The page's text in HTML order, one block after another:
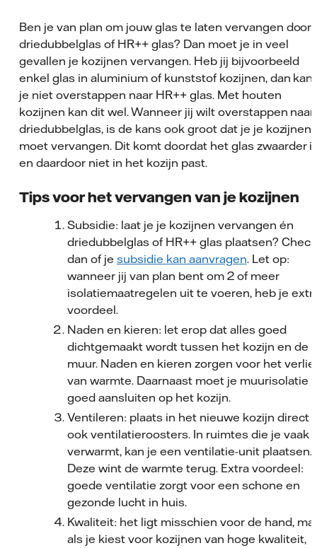
Ben je van plan om jouw glas te laten vervangen door
driedubbelglas of HR++ glas? Dan moet je in veel
gevallen je kozijnen vervangen. Heb jij bijvoorbeeld
enkel glas in aluminium of kunststof kozijnen, dan kan
je niet overstappen naar HR++ glas. Met houten
kozijnen kan dit wel. Wanneer jij wilt overstappen naar
driedubbelglas, is de kans ook groot dat je je kozijnen
moet vervangen. Dit komt doordat het glas zwaarder
en daardoor niet in het kozijn past.
Tips voor het vervangen van je kozijnen
Subsidie: laat je je kozijnen vervangen én
driedubbelglas of HR++ glas plaatsen? Check
dan of je subsidie kan aanvragen. Let op:
wanneer jij van plan bent om 2 of meer
isolatiemaatregelen uit te voeren, heb je
voordeel.
Naden en kieren: let erop dat alles goed
dichtgemaakt wordt tussen het kozijn en de
muur. Naden en kieren zorgen voor het
van warmte. Daarnaast moet je muurisolatie
goed aansluiten op het kozijn.
Ventileren: plaats in het nieuwe kozijn direct
ook ventilatieroosters. In ruimtes die je vaak
verwarmt, kan je een ventilatie-unit plaatsen.
Deze wint de warmte terug. Extra voordeel:
goede ventilatie zorgt voor een schone en
gezonde lucht in huis.
Kwaliteit: het ligt misschien voor de hand,
als je kiest voor kozijnen van hoge kwaliteit,